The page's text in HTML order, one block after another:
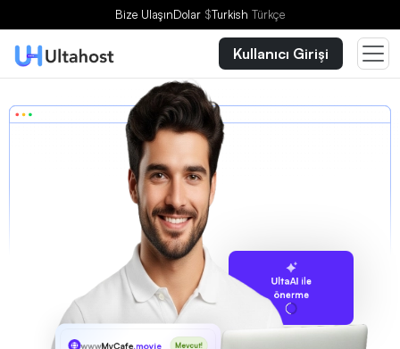
Bize UlaşınDolar $Turkish Türkçe
Kullanıcı Girişi
UltaAI ile
önerme
wwwMyCafe.movie Mevcut!